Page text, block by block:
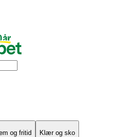
og fritid Klær og sko